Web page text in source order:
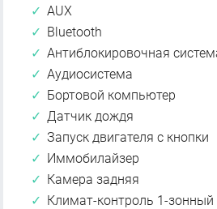
AUX
Bluetooth
Антиблокировочная
Аудиосистема
Бортовой компьютер
Датчик дождя
Запуск двигателя с кнопки
Иммобилайзер
Камера задняя
Климат-контроль 1-зонный